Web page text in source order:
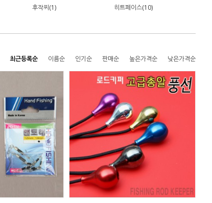
후작찌(1)
히트페이스(10)
최근등록순 이름순 인기순 판매순 높은가격순 낮은가격순